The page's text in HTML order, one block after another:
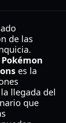
de las
Pokémon
es la
llegada del
que